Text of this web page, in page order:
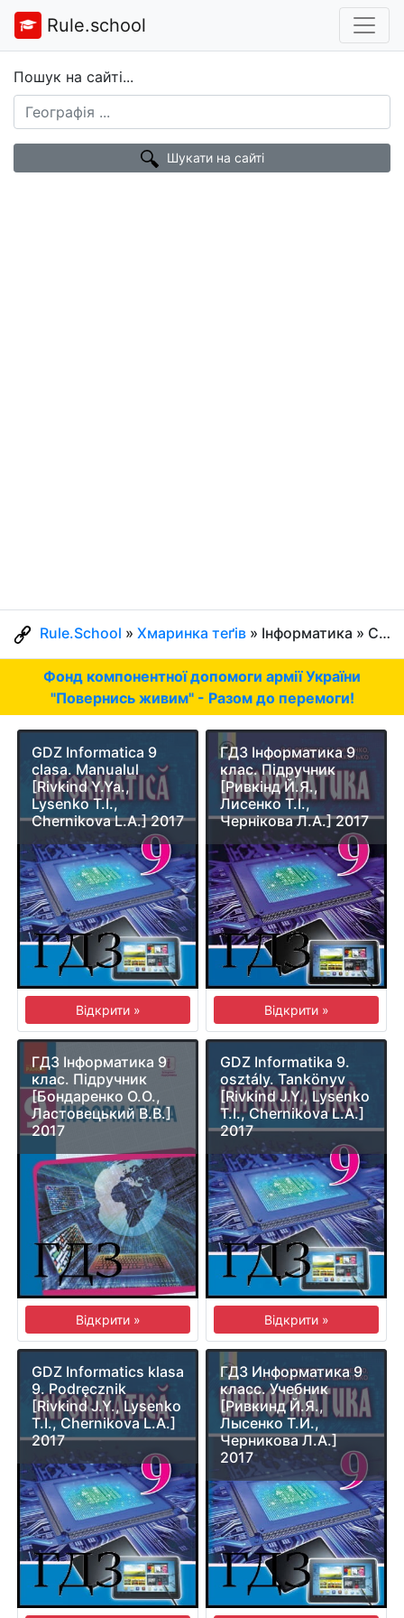
Rule.school
Пошук на сайті...
Шукати на сайті
Rule.School » Хмаринка теґів » Інформатика » Сторінка 9
Фонд компонентної допомоги армії України
"Повернись живим" - Разом до перемоги!
GDZ Informatica 9
clasa. Manualul
[Rivkind Y.Ya.,
Lysenko T.I.,
Chernikova L.A.] 2017
Відкрити »
ГДЗ Інформатика 9
клас. Підручник
[Ривкінд Й.Я.,
Лисенко Т.І.,
Чернікова Л.А.] 2017
Відкрити »
ГДЗ Інформатика 9
клас. Підручник
[Бондаренко О.О.,
Ластовецький В.В.]
2017
Відкрити »
GDZ Informatika 9.
osztály. Tankönyv
[Rivkind J.Y., Lysenko
T.I., Chernikova L.A.]
2017
Відкрити »
GDZ Informatics klasa
9. Podręcznik
[Rivkind J.Y., Lysenko
T.I., Chernikova L.A.]
2017
ГДЗ Информатика 9
класс. Учебник
[Ривкинд Й.Я.,
Лысенко Т.И.,
Черникова Л.А.]
2017